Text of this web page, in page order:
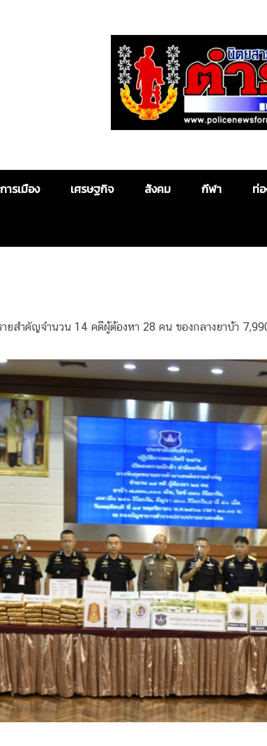
Police
การเมือง เศรษฐกิจ สังคม กีฬา ท่
ยสำคัญจำนวน 14 คดีผู้ต้องหา 28 คน ของกลางยาบ้า